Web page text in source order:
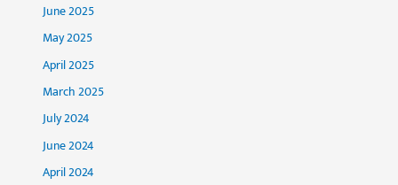
June 2025
May 2025
April 2025
March 2025
July 2024
June 2024
April 2024